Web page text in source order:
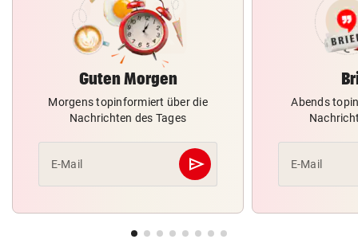
Guten Morgen
Morgens topinformiert über die
Nachrichten des Tages
E-Mail send
Abschicken
Abends
E-Mail